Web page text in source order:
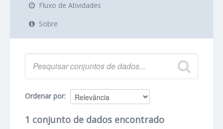
Fluxo de Atividades
Sobre
Ordenar por
1 conjunto de dados encontrado